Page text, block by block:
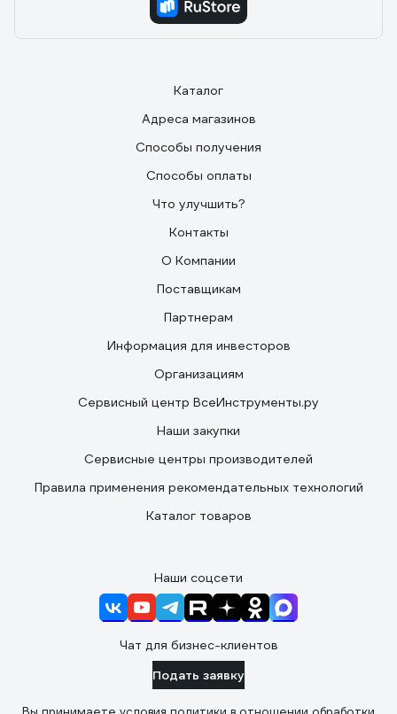
Каталог
Адреса магазинов
Способы получения
Способы оплаты
Что улучшить?
Контакты
О Компании
Поставщикам
Партнерам
Информация для инвесторов
Организациям
Сервисный центр ВсеИнструменты.ру
Наши закупки
Сервисные центры производителей
Правила применения рекомендательных технологий
Каталог товаров
Наши соцсети
Чат для бизнес-клиентов
Подать заявку